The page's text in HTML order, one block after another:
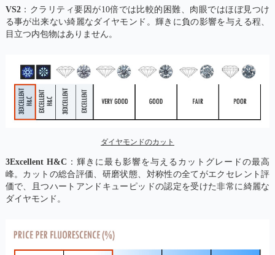
VS2：クラリティ要因が10倍では比較的困難、肉眼ではほぼ見つけ
る事が出来ない綺麗なダイヤモンド。輝きに負の影響を与える程、
目立つ内包物はありません。
ダイヤモンドのカット
3Excellent H&C ：輝きに最も影響を与えるカットグレードの最高
峰。カットの総合評価、研磨状態、対称性の全てがエクセレント評
価で、且つハートアンドキューピッドの認定を受けた非常に綺麗な
ダイヤモンド。